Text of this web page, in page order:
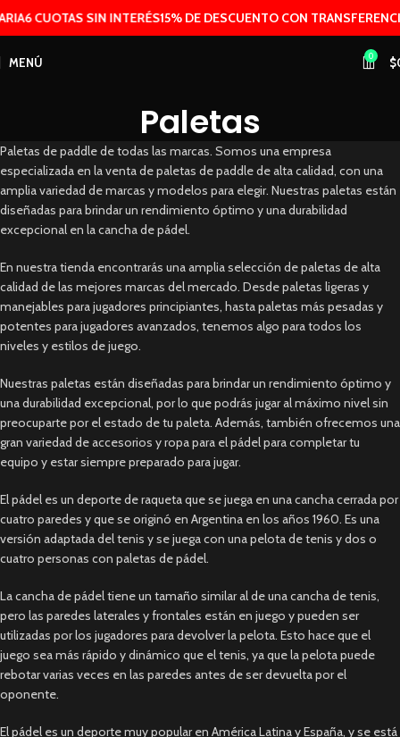
MENÚ 0 $
Paletas
Paletas de paddle de todas las marcas. Somos una empresa
especializada en la venta de paletas de paddle de alta calidad, con una
amplia variedad de marcas y modelos para elegir. Nuestras paletas están
diseñadas para brindar un rendimiento óptimo y una durabilidad
excepcional en la cancha de pádel.
En nuestra tienda encontrarás una amplia selección de paletas de alta
calidad de las mejores marcas del mercado. Desde paletas ligeras y
manejables para jugadores principiantes, hasta paletas más pesadas y
potentes para jugadores avanzados, tenemos algo para todos los
niveles y estilos de juego.
Nuestras paletas están diseñadas para brindar un rendimiento óptimo y
una durabilidad excepcional, por lo que podrás jugar al máximo nivel sin
preocuparte por el estado de tu paleta. Además, también ofrecemos una
gran variedad de accesorios y ropa para el pádel para completar tu
equipo y estar siempre preparado para jugar.
El pádel es un deporte de raqueta que se juega en una cancha cerrada por
cuatro paredes y que se originó en Argentina en los años 1960. Es una
versión adaptada del tenis y se juega con una pelota de tenis y dos o
cuatro personas con paletas de pádel.
La cancha de pádel tiene un tamaño similar al de una cancha de tenis,
pero las paredes laterales y frontales están en juego y pueden ser
utilizadas por los jugadores para devolver la pelota. Esto hace que el
juego sea más rápido y dinámico que el tenis, ya que la pelota puede
rebotar varias veces en las paredes antes de ser devuelta por el
oponente.
El pádel es un deporte muy popular en América Latina y España, y se está
6 CUOTAS SIN INTERÉS15% DE DESCUENTO CON